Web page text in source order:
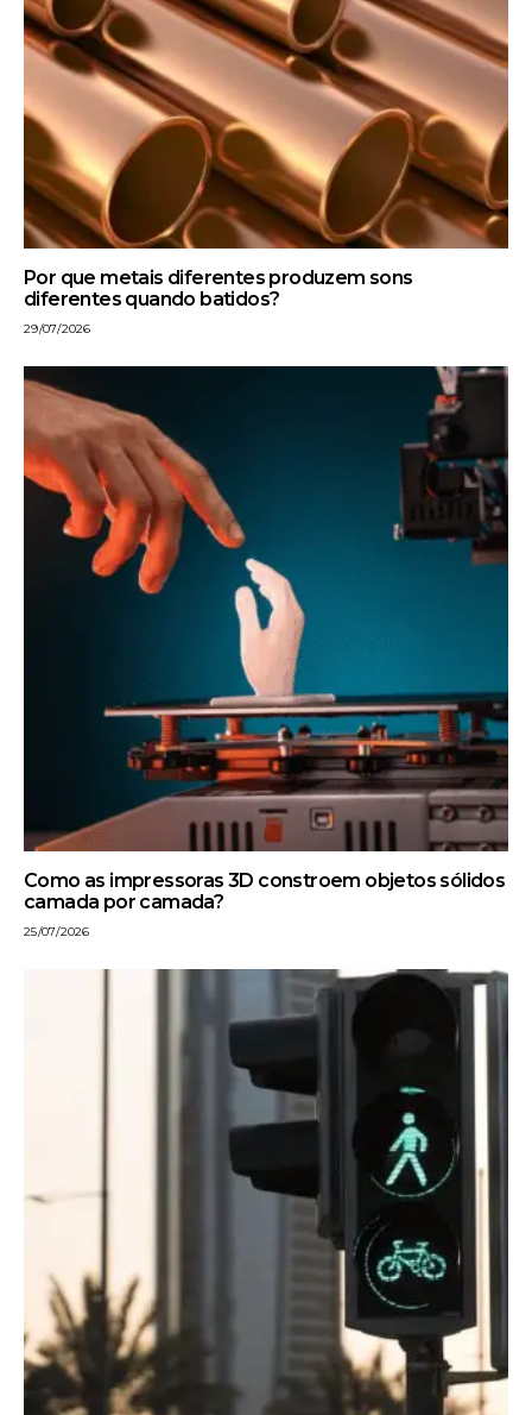
Por que metais diferentes produzem sons
diferentes quando batidos?
29/07/2026
Como as impressoras 3D constroem objetos sólidos
camada por camada?
25/07/2026